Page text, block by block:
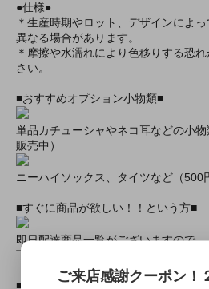
●仕様●
＊生産時期やロット、デザインによ
異なる場合があります。
＊摩擦や水濡れにより色移りする恐
さい。
■おすすめオプション小物類■
単品カチューシャやネコ耳などの小
販売中）
ニーハイソックス、タイツなど（500
■すぐに商品が欲しい！！という方■
即日配達商品一覧がございますので
下さいませ。
■とにかく安くて高品質な商品が欲し
ご来店感謝クーポン！